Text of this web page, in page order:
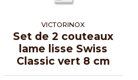
VICTORINOX
Set de 2 couteaux
lame lisse Swiss
Classic vert 8 cm